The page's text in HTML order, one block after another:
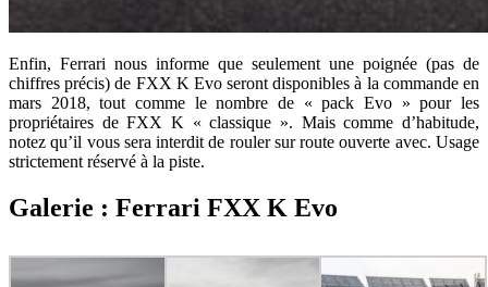
Enfin, Ferrari nous informe que seulement une poignée (pas de
chiffres précis) de FXX K Evo seront disponibles à la commande en
mars 2018, tout comme le nombre de « pack Evo » pour les
propriétaires de FXX K « classique ». Mais comme d’habitude,
notez qu’il vous sera interdit de rouler sur route ouverte avec. Usage
strictement réservé à la piste.
Galerie : Ferrari FXX K Evo